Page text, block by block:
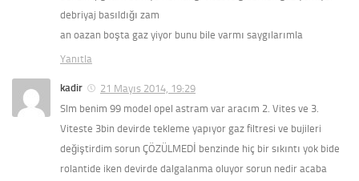
debriyaj basıldığı zam
an oazan boşta gaz yiyor bunu bile varmı saygılarımla
Yanıtla
kadir
21 Mayıs 2014, 19:29
Slm benim 99 model opel astram var aracım 2. Vites ve 3.
Viteste 3bin devirde tekleme yapıyor gaz filtresi ve bujileri
değiştirdim sorun ÇÖZÜLMEDİ benzinde hiç bir sıkıntı yok bide
rolantide iken devirde dalgalanma oluyor sorun nedir acaba